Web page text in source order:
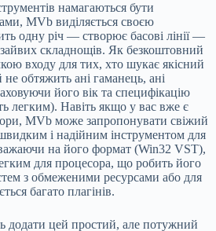
намагаються бути
MVb виділяється своєю
одну річ — створює басові лінії —
зайвих складнощів. Як безкоштовний
входу для тих, хто шукає якісний
обтяжить ані гаманець, ані
його вік та специфікацію
легким). Навіть якщо у вас вже є
MVb може запропонувати свіжий
і надійним інструментом для
на його формат (Win32 VST),
для процесора, що робить його
з обмеженими ресурсами або для
багато плагінів.
додати цей простий, але потужний